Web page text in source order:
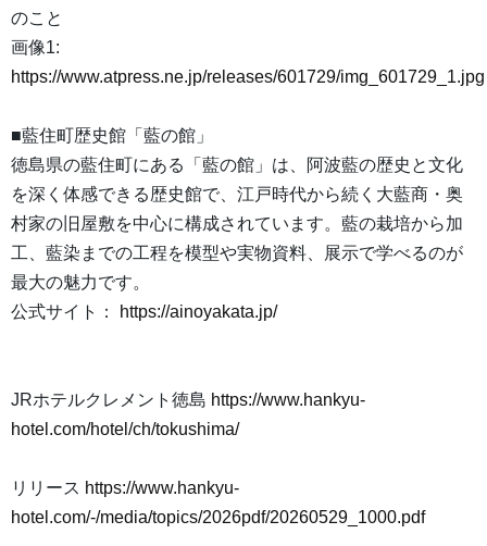
のこと
画像1:
https://www.atpress.ne.jp/releases/601729/img_601729_1.jpg
■藍住町歴史館「藍の館」
徳島県の藍住町にある「藍の館」は、阿波藍の歴史と文化
を深く体感できる歴史館で、江戸時代から続く大藍商・奥
村家の旧屋敷を中心に構成されています。藍の栽培から加
工、藍染までの工程を模型や実物資料、展示で学べるのが
最大の魅力です。
公式サイト：
https://ainoyakata.jp/
JRホテルクレメント徳島 https://www.hankyu-
hotel.com/hotel/ch/tokushima/
リリース https://www.hankyu-
hotel.com/-/media/topics/2026pdf/20260529_1000.pdf